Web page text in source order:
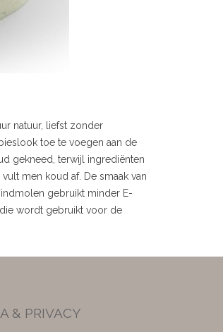
natuur, liefst zonder
toe te voegen aan de
gekneed, terwijl ingrediënten
men koud af. De smaak van
gebruikt minder E-
wordt gebruikt voor de
& PRIVACY